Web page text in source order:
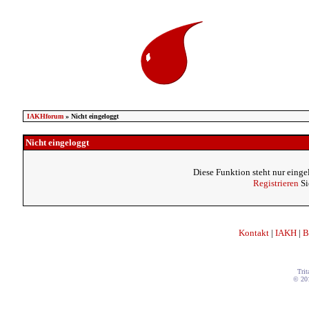
IAKHforum» Nicht eingeloggt
Nicht eingeloggt
Diese Funktion steht nur
Registrieren
Kontakt | IAKH |
©